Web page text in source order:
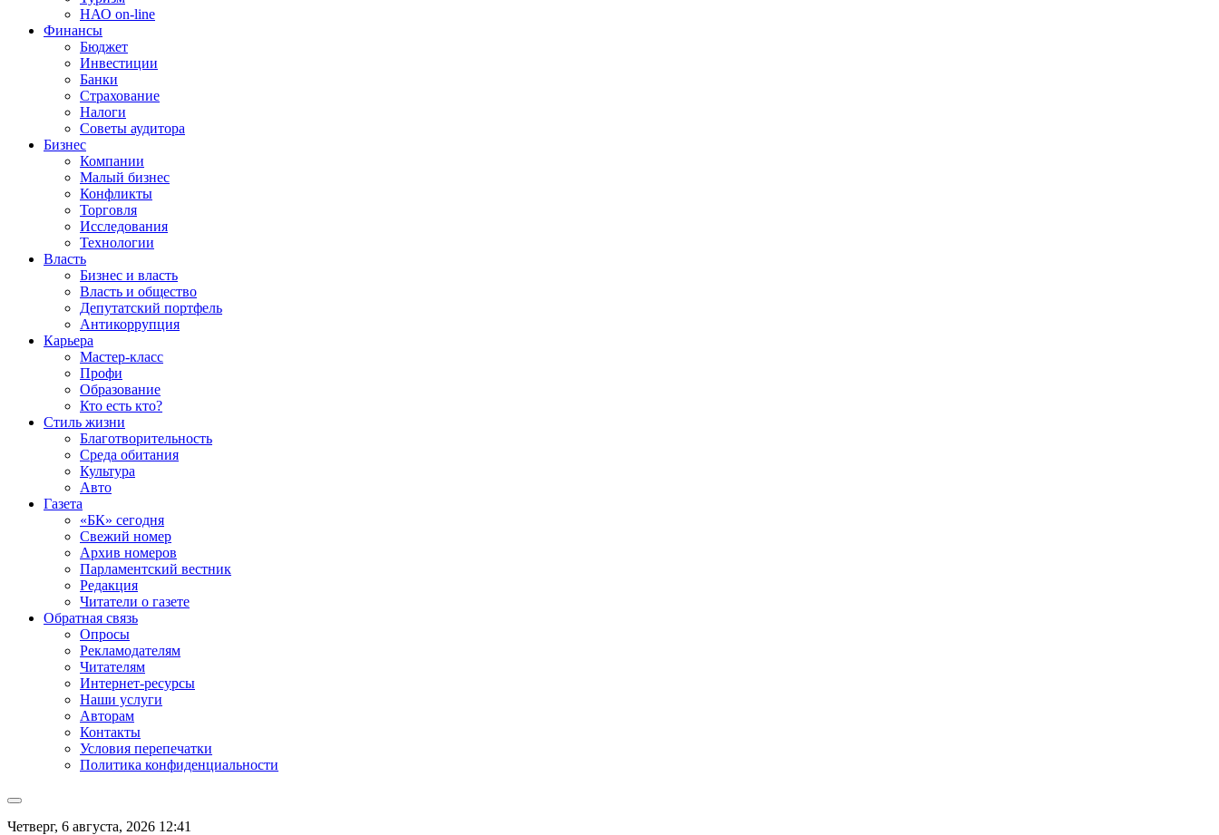
НАО on-line
Финансы
Бюджет
Инвестиции
Банки
Страхование
Налоги
Советы аудитора
Бизнес
Компании
Малый бизнес
Конфликты
Торговля
Исследования
Технологии
Власть
Бизнес и власть
Власть и общество
Депутатский портфель
Антикоррупция
Карьера
Мастер-класс
Профи
Образование
Кто есть кто?
Стиль жизни
Благотворительность
Среда обитания
Культура
Авто
Газета
«БК» сегодня
Свежий номер
Архив номеров
Парламентский вестник
Редакция
Читатели о газете
Обратная связь
Опросы
Рекламодателям
Читателям
Интернет-ресурсы
Наши услуги
Авторам
Контакты
Условия перепечатки
Политика конфиденциальности
Четверг, 6 августа, 2026 12:41